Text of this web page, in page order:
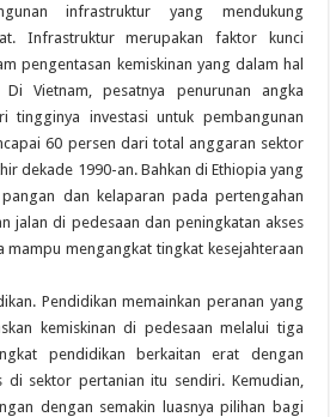
infrastruktur yang mendukung
Infrastruktur merupakan faktor kunci
pengentasan kemiskinan yang dalam hal
Vietnam, pesatnya penurunan angka
tingginya investasi untuk pembangunan
60 persen dari total anggaran sektor
dekade 1990-an. Bahkan di Ethiopia yang
dan kelaparan pada pertengahan
jalan di pedesaan dan peningkatan akses
mengangkat tingkat kesejahteraan
Pendidikan memainkan peranan yang
kemiskinan di pedesaan melalui tiga
pendidikan berkaitan erat dengan
di sektor pertanian itu sendiri. Kemudian,
dengan semakin luasnya pilihan bagi